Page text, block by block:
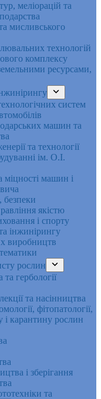
меліорацій та
мисливського
технологій
комплексу
ресурсами,
систем
машин та
та технології
ім. О.І.
міцності машин і
безпеки
якістю
і спорту
інжинірингу
виробництв
рослин
гербології
та насінництва
фітопатології,
і карантину рослин
і зберігання
та